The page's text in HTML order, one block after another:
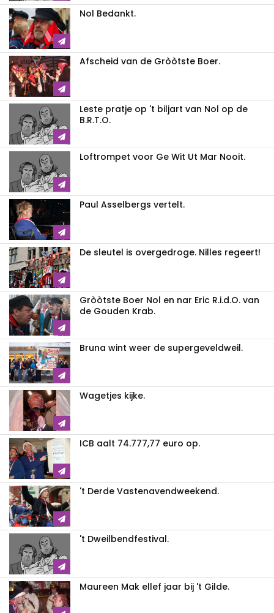
Nol Bedankt.
Afscheid van de Gròòtste Boer.
Leste pratje op 't biljart van Nol op de
B.R.T.O.
Loftrompet voor Ge Wit Ut Mar Nooit.
Paul Asselbergs vertelt.
De sleutel is overgedroge. Nilles regeert!
Gròòtste Boer Nol en nar Eric R.i.d.O. van
de Gouden Krab.
Bruna wint weer de supergeveldweil.
Wagetjes kijke.
ICB aalt 74.777,77 euro op.
't Derde Vastenavendweekend.
't Dweilbendfestival.
Maureen Mak ellef jaar bij 't Gilde.